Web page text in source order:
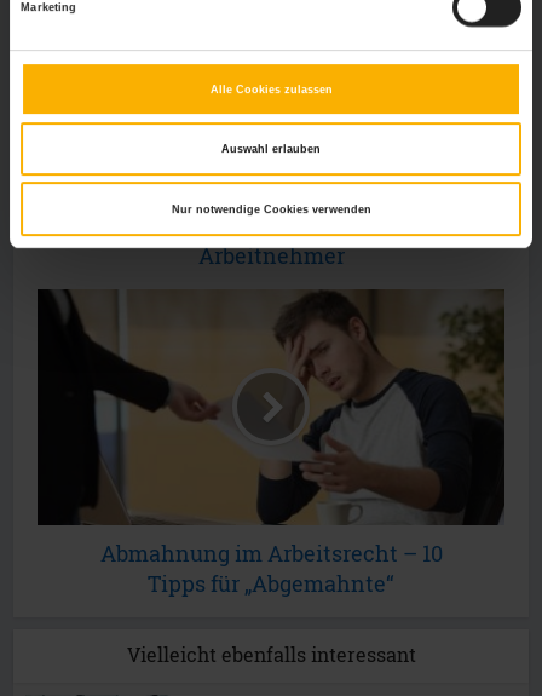
Marketing
Alle Cookies zulassen
Auswahl erlauben
Nur notwendige Cookies verwenden
Arbeitszeiterfassung – Was
ändert sich für Arbeitgeber und
Arbeitnehmer
Abmahnung im Arbeitsrecht – 10
Tipps für „Abgemahnte“
Vielleicht ebenfalls interessant